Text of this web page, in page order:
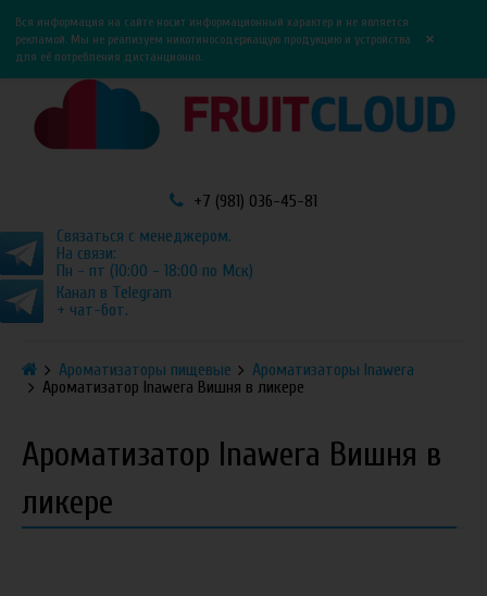
0
Вся информация на сайте носит информационный характер и не является
рекламой. Мы не реализуем никотиносодержащую продукцию и устройства
для её потребления дистанционно.
×
+7 (981) 036-45-81
Связаться с менеджером.
На связи:
Пн - пт (10:00 - 18:00 по Мск)
Канал в Telegram
+ чат-бот.
Ароматизаторы пищевые
Ароматизаторы Inawera
Ароматизатор Inawera Вишня в ликере
Ароматизатор Inawera Вишня в
ликере